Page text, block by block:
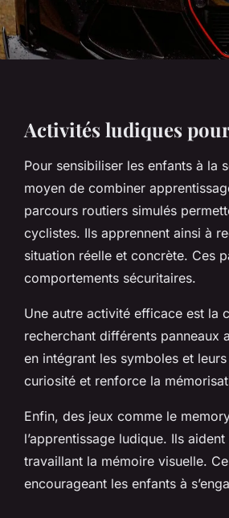
Activités ludiques
Pour sensibiliser les enfants à la
moyen de combiner
parcours routiers simulés
cyclistes. Ils apprennent ainsi à
situation réelle et concrète. Ces
comportements sécuritaires.
Une autre activité efficace est la
recherchant différents panneaux
en intégrant les symboles et
curiosité et renforce la
Enfin, des jeux comme le
l’apprentissage ludique. Ils
travaillant la mémoire visuelle.
encourageant les enfants à